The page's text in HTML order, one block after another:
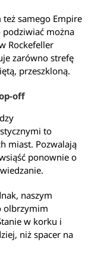
samego Empire
można
Rockefeller
zarówno strefę
przeszkloną.
off
to
miast. Pozwalają
ponownie o
naszym
olbrzymim
w korku i
niż spacer na